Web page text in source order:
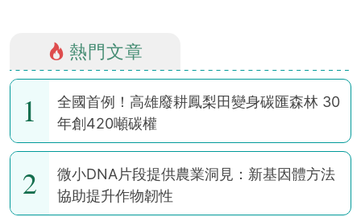
熱門文章
1
全國首例！高雄廢耕鳳梨田變身碳匯森林 30
年創420噸碳權
2
微小DNA片段提供農業洞見：新基因體方法
協助提升作物韌性